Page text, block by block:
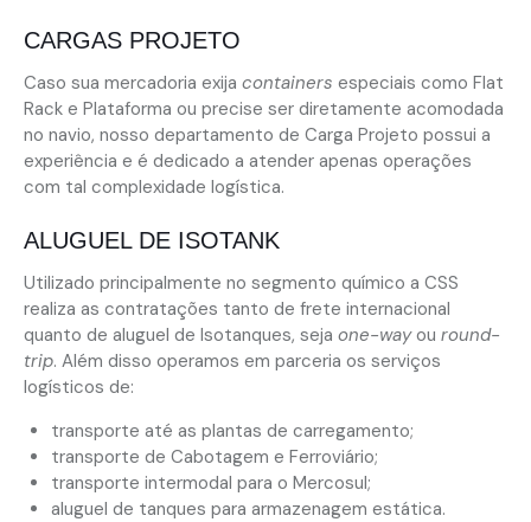
CARGAS PROJETO
Caso sua mercadoria exija containers especiais como Flat
Rack e Plataforma ou precise ser diretamente acomodada
no navio, nosso departamento de Carga Projeto possui a
experiência e é dedicado a atender apenas operações
com tal complexidade logística.
ALUGUEL DE ISOTANK
Utilizado principalmente no segmento químico a CSS
realiza as contratações tanto de frete internacional
quanto de aluguel de Isotanques, seja one-wayou round-
trip. Além disso operamos em parceria os serviços
logísticos de:
transporte até as plantas de carregamento;
transporte de Cabotagem e Ferroviário;
transporte intermodal para o Mercosul;
aluguel de tanques para armazenagem estática.